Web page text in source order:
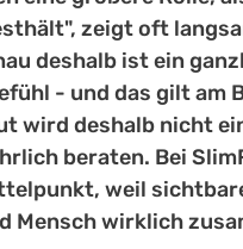
zeigt oft
deshalb ist ein
- und das gilt am
wird deshalb nicht
beraten. Bei
weil
Mensch wirklich